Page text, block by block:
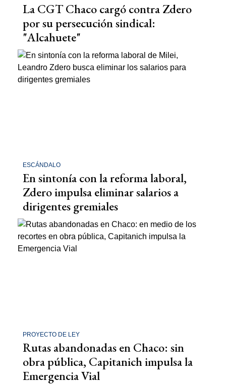
La CGT Chaco cargó contra Zdero
por su persecución sindical:
"Alcahuete"
ESCÁNDALO
En sintonía con la reforma laboral,
Zdero impulsa eliminar salarios a
dirigentes gremiales
PROYECTO DE LEY
Rutas abandonadas en Chaco: sin
obra pública, Capitanich impulsa la
Emergencia Vial